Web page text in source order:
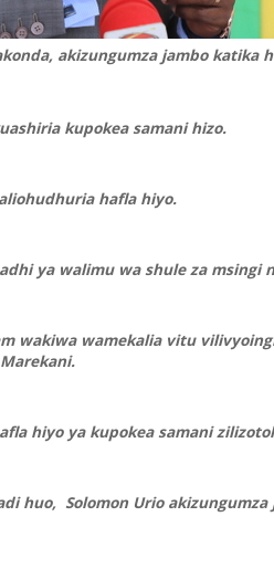
akizungumza jambo katika
kupokea samani hizo.
hafla hiyo.
ya walimu wa shule za msingi
wakiwa wamekalia vitu
hiyo ya kupokea samani
huo, Solomon Urio akizungumza